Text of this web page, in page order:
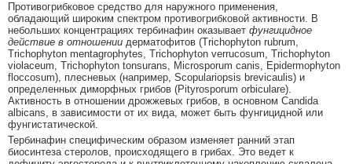
Противогрибковое средство для наружного применения,
обладающий широким спектром противогрибковой активности. В
небольших концентрациях тербинафин оказывает фунгицидное
действие в отношении дерматофитов (Trichophyton rubrum,
Trichophyton mentagrophytes, Trichophyton verrucosum, Trichophyton
violaceum, Trichophyton tonsurans, Microsporum canis, Epidermophyton
floccosum), плесневых (например, Scopulariopsis brevicaulis) и
определенных диморфных грибов (Pityrosporum orbiculare).
Активность в отношении дрожжевых грибов, в основном Candida
albicans, в зависимости от их вида, может быть фунгицидной или
фунгистатической.
Тербинафин специфическим образом изменяет ранний этап
биосинтеза стеролов, происходящего в грибах. Это ведет к